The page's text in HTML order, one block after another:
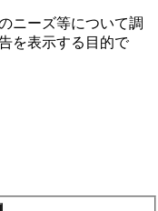
ニーズ等について調
を表⽰する⽬的で